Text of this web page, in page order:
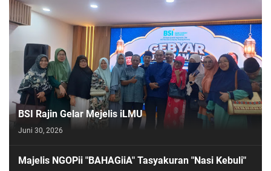
BSI Rajin Gelar Mejelis iLMU
Juni 30, 2026
Majelis NGOPii "BAHAGiiA" Tasyakuran "Nasi Kebuli"